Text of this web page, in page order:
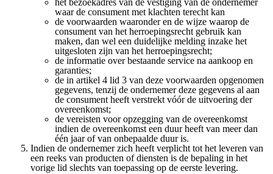
het bezoekadres van de vestiging van de ondernemer
waar de consument met klachten terecht kan
de voorwaarden waaronder en de wijze waarop de
consument van het herroepingsrecht gebruik kan
maken, dan wel een duidelijke melding inzake het
uitgesloten zijn van het herroepingsrecht;
de informatie over bestaande service na aankoop en
garanties;
de in artikel 4 lid 3 van deze voorwaarden opgenomen
gegevens, tenzij de ondernemer deze gegevens al aan
de consument heeft verstrekt vóór de uitvoering der
overeenkomst;
de vereisten voor opzegging van de overeenkomst
indien de overeenkomst een duur heeft van meer dan
één jaar of van onbepaalde duur is.
Indien de ondernemer zich heeft verplicht tot het leveren van
een reeks van producten of diensten is de bepaling in het
vorige lid slechts van toepassing op de eerste levering.